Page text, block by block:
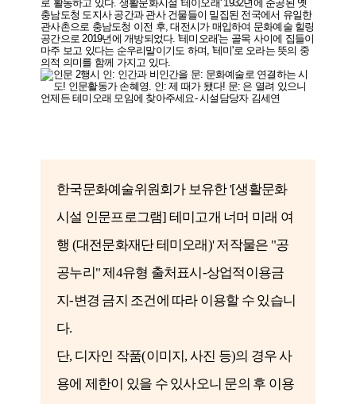
한국문화예술위원회가 보유한'[생활문화
시설 인문프로그램] 테미고개 너머 미래 여
행 (대전문화재단 테미오래)'저작물은 "공
공누리" 제4유형 출처표시-상업적이용금
지-변경 금지 조건에 따라 이용할 수 있습니
다.
단, 디자인 작품(이미지, 사진 등)의 경우 사
용에 제한이 있을 수 있사오니 문의 후 이용